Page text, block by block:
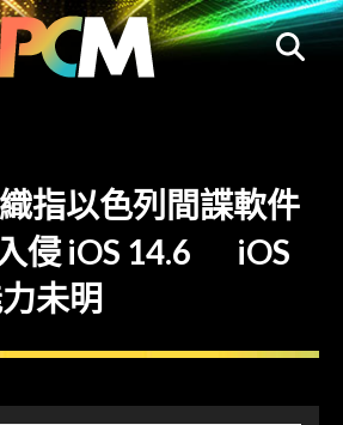
指以色列間諜軟件
侵 iOS 14.6 iOS
未明